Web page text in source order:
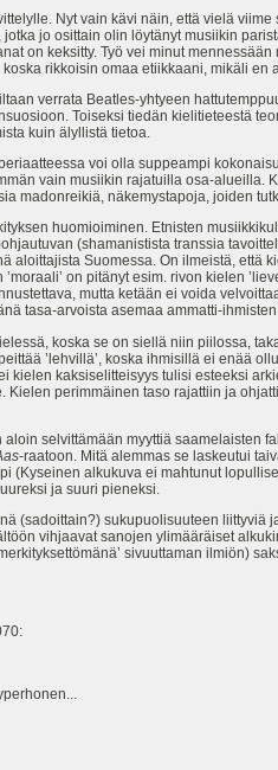
Nyt vain kävi näin, että vielä
jo osittain olin löytänyt musiikin
on keksitty. Työ vei minut
rikkoisin omaa etiikkaani, mikäli
verrata Beatles-yhtyeen
Toiseksi tiedän kielitieteestä
kuin älyllistä tietoa.
voi olla suppeampi
vain musiikin rajatuilla osa-alueilla.
madonreikiä, näkemystapoja, joiden
huomioiminen. Etnisten
(shamanistista transsia
aloittajista Suomessa. On ilmeistä, että
on pitänyt esim. rivon kielen
mutta ketään ei voida
tasa-arvoista asemaa ammatti-
koska se on siellä niin piilossa,
’lehvillä’, koska ihmisillä ei enää
kielen kaksiselitteisyys tulisi esteeksi
perimmäinen taso rajattiin ja
selvittämään myyttiä saamelaisten
-raatoon. Mitä alemmas se laskeutui
(Kyseinen alkukuva ei mahtunut
ja suuri pieneksi.
(sadoittain?) sukupuolisuuteen liittyviä
vihjaavat sanojen ylimääräiset
sivuuttaman ilmiön)